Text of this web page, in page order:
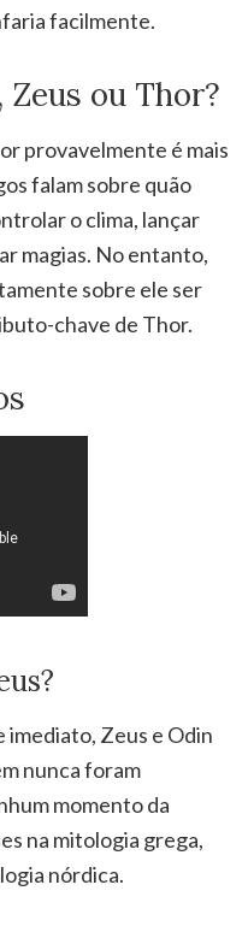
facilmente.
ou Thor?
provavelmente é mais
falam sobre quão
o clima, lançar
magias. No entanto,
sobre ele ser
chave de Thor.
imediato, Zeus e Odin
nunca foram
momento da
na mitologia grega,
nórdica.